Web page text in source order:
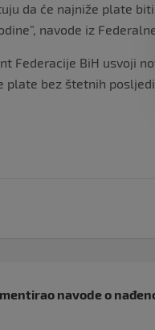
da će najniže plate
navode iz Federalne
Federacije BiH usvoji
plate bez štetnih
navode o